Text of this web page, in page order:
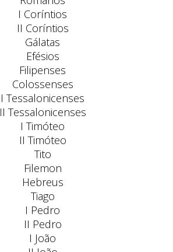
I Coríntios
II Coríntios
Gálatas
Efésios
Filipenses
Colossenses
I Tessalonicenses
II Tessalonicenses
I Timóteo
II Timóteo
Tito
Filemon
Hebreus
Tiago
I Pedro
II Pedro
I João